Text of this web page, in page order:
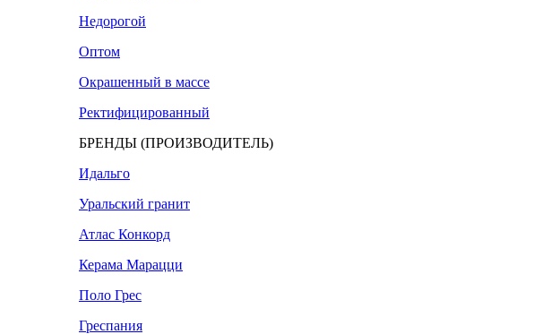
Недорогой
Оптом
Окрашенный в массе
Ректифицированный
БРЕНДЫ (ПРОИЗВОДИТЕЛЬ)
Идальго
Уральский гранит
Атлас Конкорд
Керама Марацци
Поло Грес
Греспания